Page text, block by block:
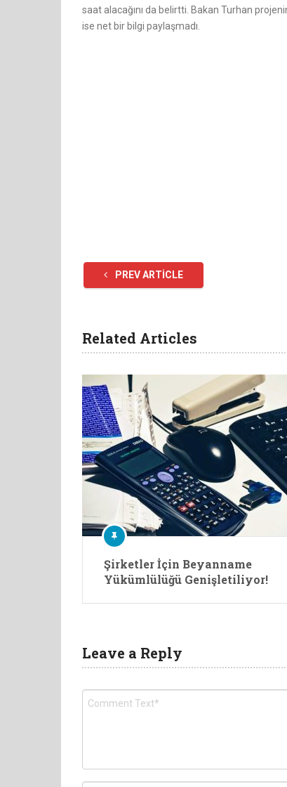
saat alacağını da belirtti. Bakan Turhan
ise net bir bilgi paylaşmadı.
PREV ARTICLE
Related Articles
Şirketler İçin Beyanname
Yükümlülüğü Genişletiliyor!
Leave a Reply